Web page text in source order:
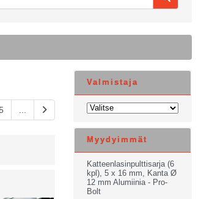
Valmistaja
Myydyimmät
Katteenlasinpulttisarja (6
kpl), 5 x 16 mm, Kanta Ø
12 mm Alumiinia - Pro-
Bolt